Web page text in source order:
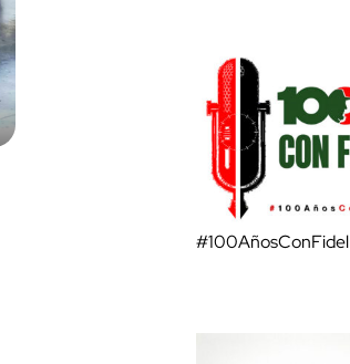
#100AñosConFidel